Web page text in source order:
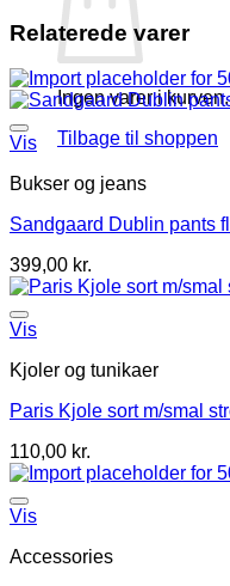
Ingen varer i kurven.
Tilbage til shoppen
Relaterede varer
Vis
Bukser og jeans
Sandgaard Dublin pants
399,00 kr.
Vis
Kjoler og tunikaer
Paris Kjole sort m/smal
110,00 kr.
Vis
Accessories